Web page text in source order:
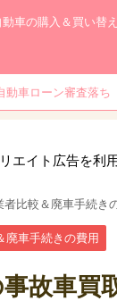
動車の購入＆買い替
動車ローン審査落ち
エイト広告を利
者比較＆廃車手続き
廃車手続きの費用
故車買